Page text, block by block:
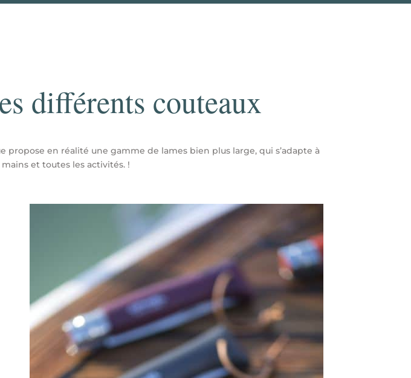
différents couteaux
en réalité une gamme de lames bien plus large, qui s’adapte à
et toutes les activités. !